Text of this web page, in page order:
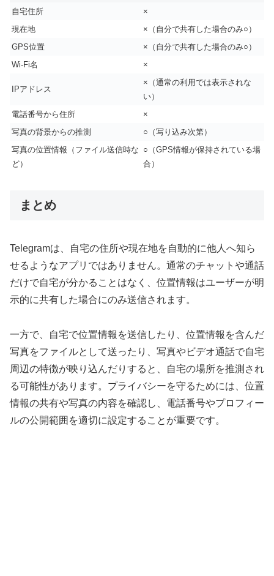
自宅住所
×
現在地
×（自分で共有した場合のみ○）
GPS位置
×（自分で共有した場合のみ○）
Wi-Fi名
×
IPアドレス
×（通常の利用では表示されな
い）
電話番号から住所
×
写真の背景からの推測
○（写り込み次第）
写真の位置情報（ファイル送信時な
ど）
○（GPS情報が保持されている場
合）
まとめ
Telegramは、自宅の住所や現在地を自動的に他人へ知ら
せるようなアプリではありません。通常のチャットや通話
だけで自宅が分かることはなく、位置情報はユーザーが明
示的に共有した場合にのみ送信されます。
一方で、自宅で位置情報を送信したり、位置情報を含んだ
写真をファイルとして送ったり、写真やビデオ通話で自宅
周辺の特徴が映り込んだりすると、自宅の場所を推測され
る可能性があります。プライバシーを守るためには、位置
情報の共有や写真の内容を確認し、電話番号やプロフィー
ルの公開範囲を適切に設定することが重要です。